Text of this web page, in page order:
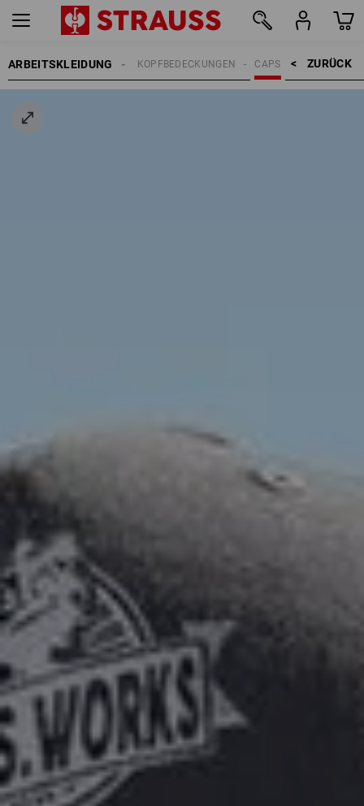
ARBEITSKLEIDUNG ZURÜCK    >
CAPS
KOPFBEDECKUNGEN
ACCESSOIRES